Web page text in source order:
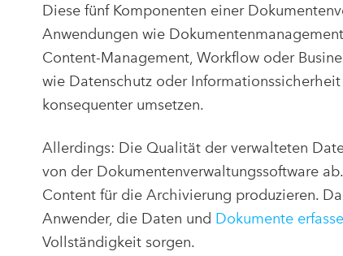
Diese fünf Komponenten einer
Anwendungen wie
Content-Management, Workflow oder
wie Datenschutz oder
konsequenter umsetzen.
Allerdings: Die Qualität der verwalteten
von der Dokumentenverwaltungssoftware
Content für die Archivierung produzieren.
Anwender, die Daten und Dokumente
Vollständigkeit sorgen.